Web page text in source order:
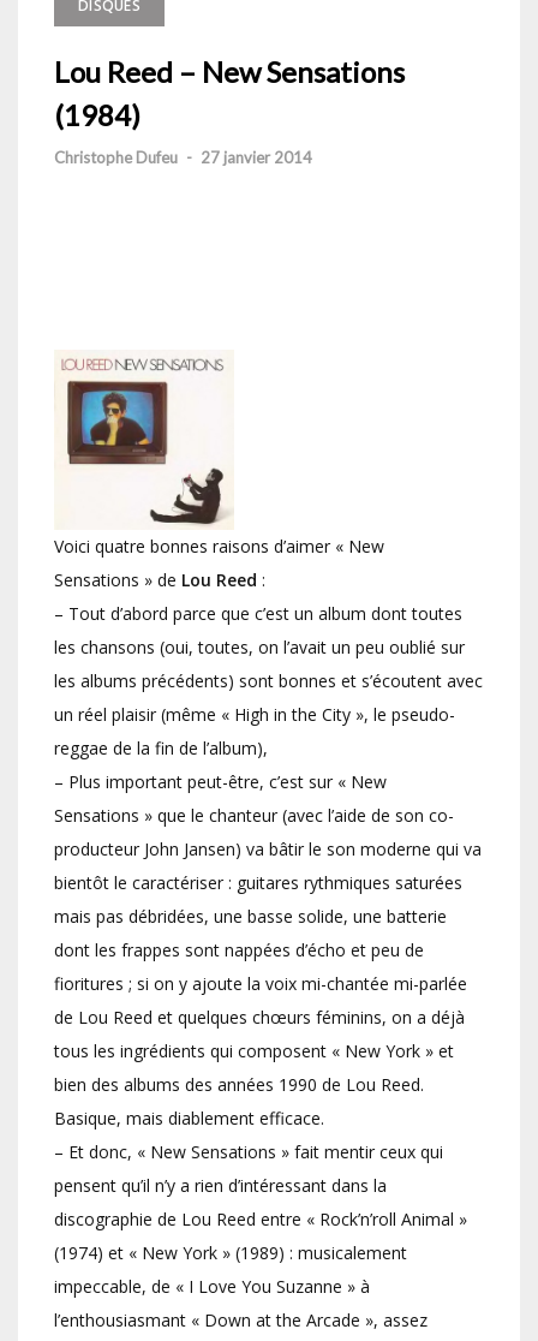
DISQUES
Lou Reed – New Sensations
(1984)
Christophe Dufeu - 27 janvier 2014
Voici quatre bonnes raisons d’aimer « New
Sensations » de Lou Reed :
– Tout d’abord parce que c’est un album dont toutes
les chansons (oui, toutes, on l’avait un peu oublié sur
les albums précédents) sont bonnes et s’écoutent avec
un réel plaisir (même « High in the City », le pseudo-
reggae de la fin de l’album),
– Plus important peut-être, c’est sur « New
Sensations » que le chanteur (avec l’aide de son co-
producteur John Jansen) va bâtir le son moderne qui va
bientôt le caractériser : guitares rythmiques saturées
mais pas débridées, une basse solide, une batterie
dont les frappes sont nappées d’écho et peu de
fioritures ; si on y ajoute la voix mi-chantée mi-parlée
de Lou Reed et quelques chœurs féminins, on a déjà
tous les ingrédients qui composent « New York » et
bien des albums des années 1990 de Lou Reed.
Basique, mais diablement efficace.
– Et donc, « New Sensations » fait mentir ceux qui
pensent qu’il n’y a rien d’intéressant dans la
discographie de Lou Reed entre « Rock’n’roll Animal »
(1974) et « New York » (1989) : musicalement
impeccable, de « I Love You Suzanne » à
l’enthousiasmant « Down at the Arcade », assez